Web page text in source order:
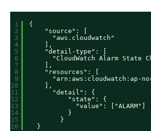
1
2
3
4
5
6
7
8
9
10
11
12
13
14
15
16
{
"source": [
"aws.cloudwatch"
],
"detail-type": [
"CloudWatch Alarm State
],
"resources": [
"arn:aws:cloudwatch:ap-
],
"detail": {
"state": {
"value": ["ALARM"]
}
}
}